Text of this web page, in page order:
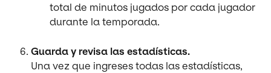
total de minutos jugados por cada jugador
durante la temporada.
Guarda y revisa las estadísticas.
Una vez que ingreses todas las estadísticas,